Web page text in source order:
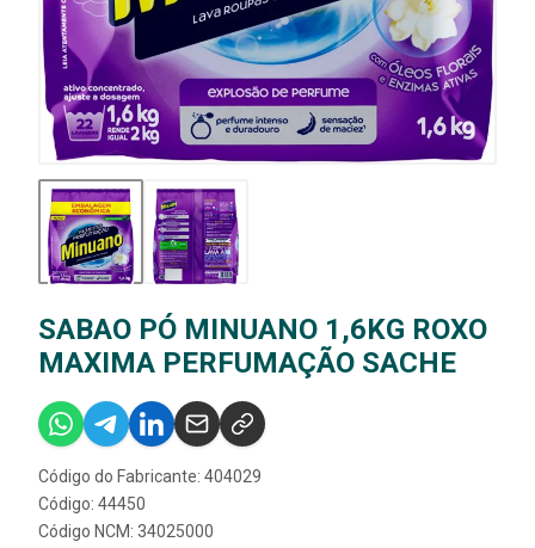
SABAO PÓ MINUANO 1,6KG ROXO
MAXIMA PERFUMAÇÃO SACHE
Código do Fabricante: 404029
Código: 44450
Código NCM: 34025000